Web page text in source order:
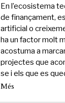
En l’ecosistema
de finançament,
artificial o
ha un factor molt
acostuma a
projectes que
se i els que es
Més